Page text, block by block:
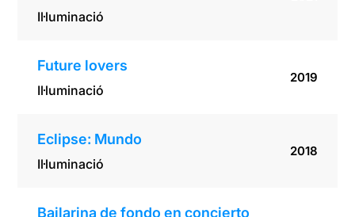
Il·luminació
Future lovers
Il·luminació
2019
Eclipse: Mundo
Il·luminació
2018
Bailarina de fondo en concierto